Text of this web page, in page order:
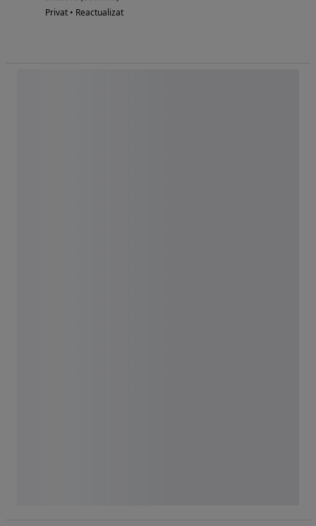
Privat • Reactualizat